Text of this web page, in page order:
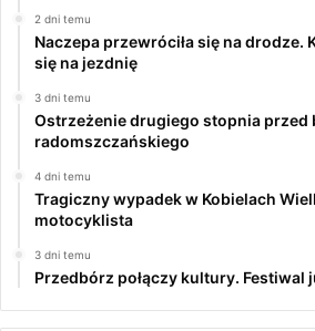
2 dni temu
Naczepa przewróciła się na drodze.
się na jezdnię
3 dni temu
Ostrzeżenie drugiego stopnia przed
radomszczańskiego
4 dni temu
Tragiczny wypadek w Kobielach
motocyklista
3 dni temu
Przedbórz połączy kultury. Festiwal